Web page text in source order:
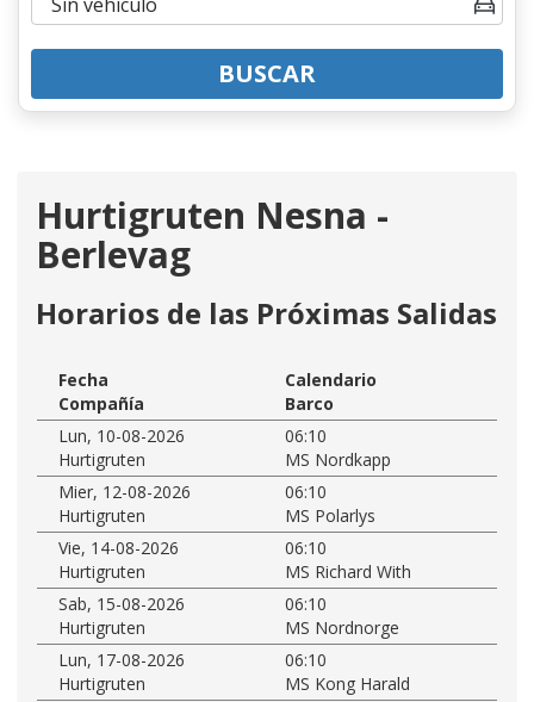
BUSCAR
Hurtigruten Nesna -
Berlevag
Horarios de las Próximas Salidas
Fecha
Calendario
Compañía
Barco
Lun, 10-08-2026
06:10
Hurtigruten
MS Nordkapp
Mier, 12-08-2026
06:10
Hurtigruten
MS Polarlys
Vie, 14-08-2026
06:10
Hurtigruten
MS Richard With
Sab, 15-08-2026
06:10
Hurtigruten
MS Nordnorge
Lun, 17-08-2026
06:10
Hurtigruten
MS Kong Harald